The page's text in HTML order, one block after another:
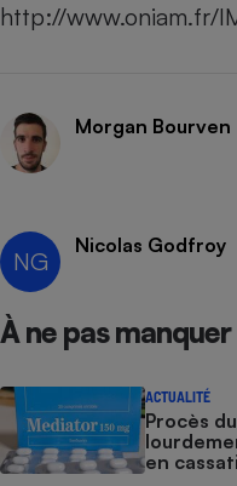
http://www.oniam.fr/
Morgan Bourven
NG
Nicolas Godfroy
À ne pas manquer
ACTUALITÉ
Procès
en